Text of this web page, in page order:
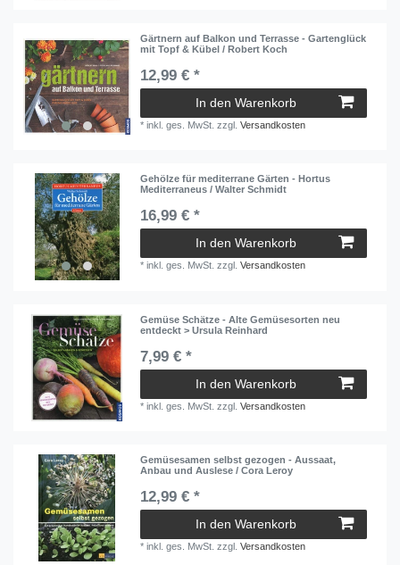
Gärtnern auf Balkon und Terrasse - Gartenglück
mit Topf & Kübel / Robert Koch
12,99 € *
In den Warenkorb
*inkl. ges. MwSt. zzgl.Versandkosten
Gehölze für mediterrane Gärten - Hortus
Mediterraneus / Walter Schmidt
16,99 € *
In den Warenkorb
*inkl. ges. MwSt. zzgl.Versandkosten
Gemüse Schätze - Alte Gemüsesorten neu
entdeckt > Ursula Reinhard
7,99 € *
In den Warenkorb
*inkl. ges. MwSt. zzgl.Versandkosten
Gemüsesamen selbst gezogen - Aussaat,
Anbau und Auslese / Cora Leroy
12,99 € *
In den Warenkorb
*inkl. ges. MwSt. zzgl.Versandkosten